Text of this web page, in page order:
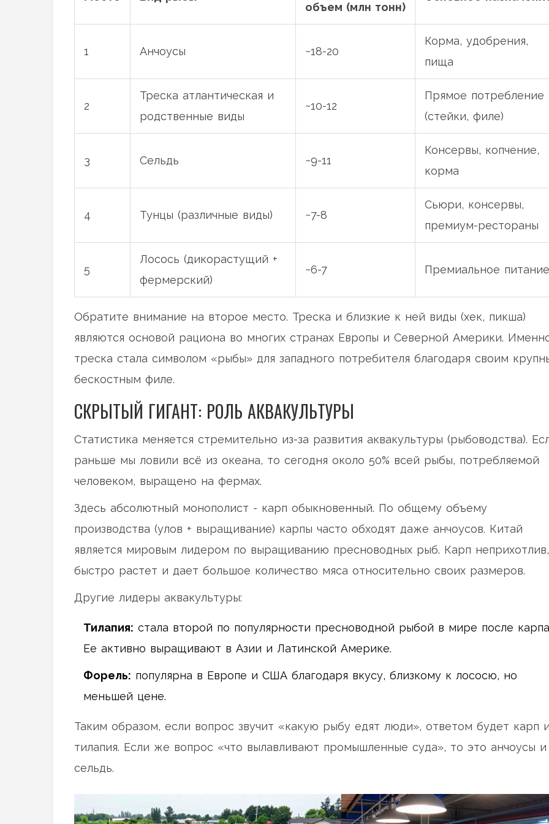
объем (млн тонн)
1 Анчоусы ~18-20
Корма, удобрения,
пища
2
Треска атлантическая и
родственные виды
~10-12
Прямое потребление
(стейки, филе)
3 Сельдь ~9-11
Консервы, копчение,
корма
4 Тунцы (различные виды) ~7-8
Сьюри, консервы,
премиум-рестораны
5
Лосось (дикорастущий +
фермерский)
~6-7 Премиальное питание
Обратите внимание на второе место. Треска и близкие к ней виды (хек, пикша)
являются основой рациона во многих странах Европы и Северной Америки.
треска стала символом «рыбы» для западного потребителя благодаря своим
бескостным филе.
СКРЫТЫЙ ГИГАНТ: РОЛЬ АКВАКУЛЬТУРЫ
Статистика меняется стремительно из-за развития аквакультуры (рыбоводства).
раньше мы ловили всё из океана, то сегодня около 50% всей рыбы, потребляемой
человеком, выращено на фермах.
Здесь абсолютный монополист - карп обыкновенный. По общему объему
производства (улов + выращивание) карпы часто обходят даже анчоусов. Китай
является мировым лидером по выращиванию пресноводных рыб. Карп неприхотлив,
быстро растет и дает большое количество мяса относительно своих размеров.
Другие лидеры аквакультуры:
Тилапия: стала второй по популярности пресноводной рыбой в мире после
Ее активно выращивают в Азии и Латинской Америке.
Форель: популярна в Европе и США благодаря вкусу, близкому к лососю, но
меньшей цене.
Таким образом, если вопрос звучит «какую рыбу едят люди», ответом будет карп
тилапия. Если же вопрос «что вылавливают промышленные суда», то это анчоусы и
сельдь.